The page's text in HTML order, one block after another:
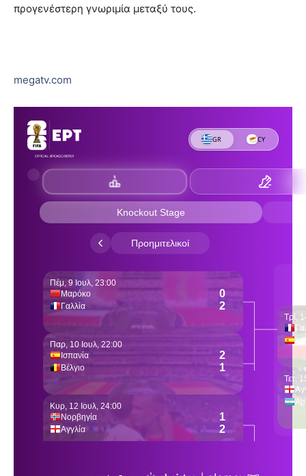
προγενέστερη γνωριμία μεταξύ τους.
megatv.com